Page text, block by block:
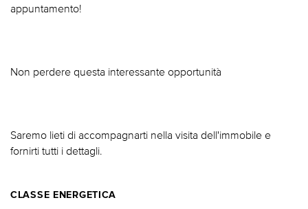
appuntamento!
Non perdere questa interessante opportunità
Saremo lieti di accompagnarti nella visita dell'immobile e
fornirti tutti i dettagli.
CLASSE ENERGETICA